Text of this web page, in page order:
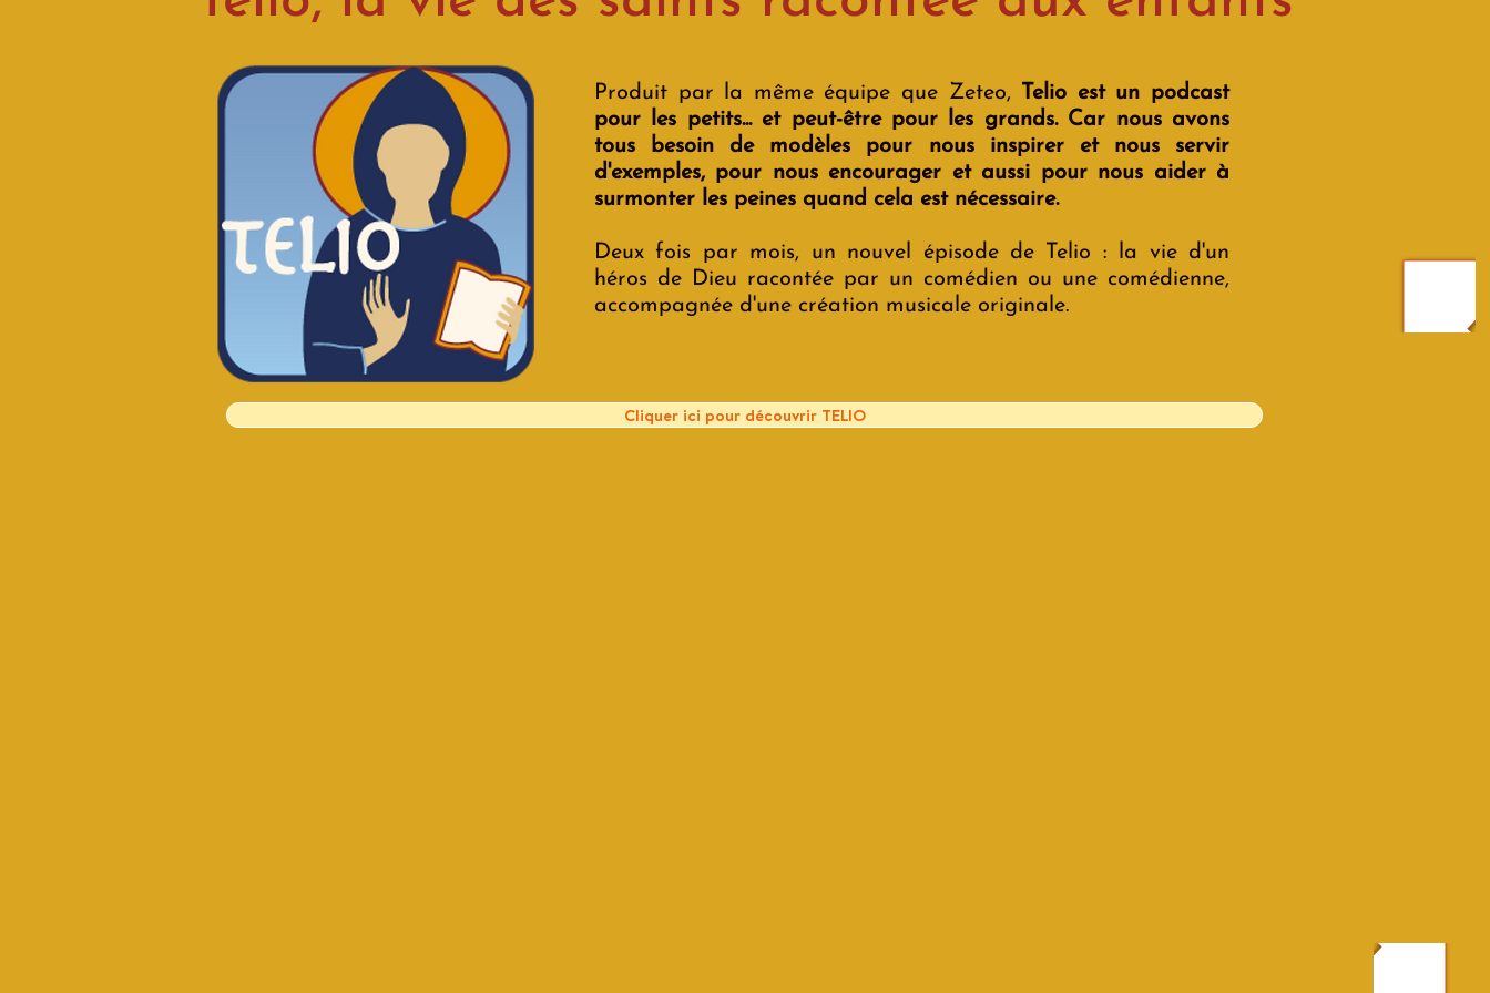
Produit par la même équipe que Zeteo,
Telio est un podcast
pour les petits... et peut-être pour les grands. Car nous avons
tous besoin de modèles pour nous inspirer et nous servir
d'exemples, pour nous encourager et aussi pour nous aider à
surmonter les peines quand cela est nécessaire.
Deux fois par mois, un nouvel épisode de Telio : la vie d'un
héros de Dieu racontée par un comédien ou une comédienne,
accompagnée d'une création musicale originale.
Cliquer ici pour découvrir TELIO